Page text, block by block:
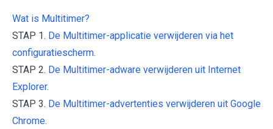
Wat is Multitimer?
STAP 1. De Multitimer-applicatie verwijderen via het
configuratiescherm.
STAP 2. De Multitimer-adware verwijderen uit Internet
Explorer.
STAP 3. De Multitimer-advertenties verwijderen uit Google
Chrome.